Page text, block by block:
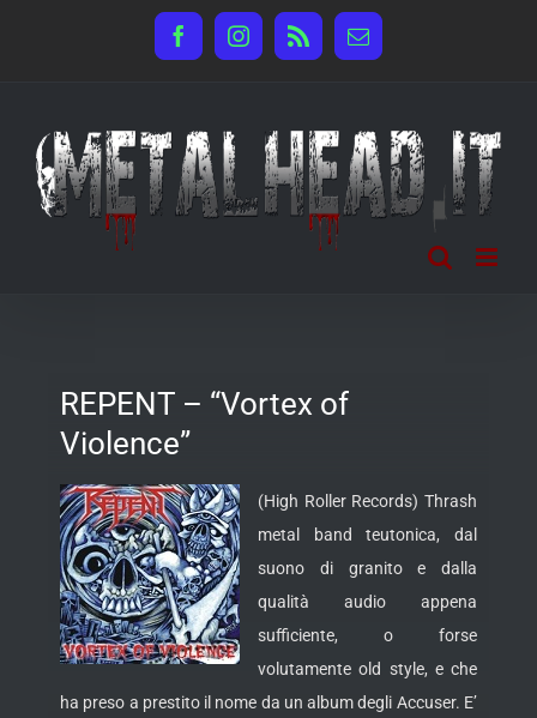
FacebookInstagram
Rss Email
REPENT – “Vortex of
Violence”
(High Roller Records) Thrash
metal band teutonica, dal
suono di granito e dalla
qualità audio appena
sufficiente, o forse
volutamente old style, e che
ha preso a prestito il nome da un album degli Accuser. E’